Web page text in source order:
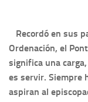
Recordó en sus
Ordenación, el
significa una
es servir. Siempre
aspiran al